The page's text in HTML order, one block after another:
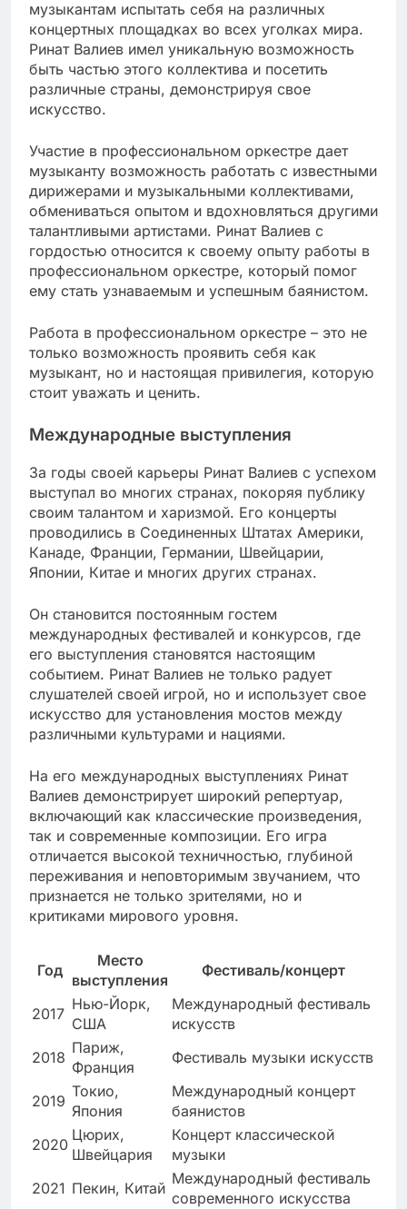
музыкантам испытать себя на различных
концертных площадках во всех уголках мира.
Ринат Валиев имел уникальную возможность
быть частью этого коллектива и посетить
различные страны, демонстрируя свое
искусство.
Участие в профессиональном оркестре дает
музыканту возможность работать с известными
дирижерами и музыкальными коллективами,
обмениваться опытом и вдохновляться другими
талантливыми артистами. Ринат Валиев с
гордостью относится к своему опыту работы в
профессиональном оркестре, который помог
ему стать узнаваемым и успешным баянистом.
Работа в профессиональном оркестре – это не
только возможность проявить себя как
музыкант, но и настоящая привилегия, которую
стоит уважать и ценить.
Международные выступления
За годы своей карьеры Ринат Валиев с успехом
выступал во многих странах, покоряя публику
своим талантом и харизмой. Его концерты
проводились в Соединенных Штатах Америки,
Канаде, Франции, Германии, Швейцарии,
Японии, Китае и многих других странах.
Он становится постоянным гостем
международных фестивалей и конкурсов, где
его выступления становятся настоящим
событием. Ринат Валиев не только радует
слушателей своей игрой, но и использует свое
искусство для установления мостов между
различными культурами и нациями.
На его международных выступлениях Ринат
Валиев демонстрирует широкий репертуар,
включающий как классические произведения,
так и современные композиции. Его игра
отличается высокой техничностью, глубиной
переживания и неповторимым звучанием, что
признается не только зрителями, но и
критиками мирового уровня.
Год
Место
выступления
Фестиваль/концерт
2017
Нью-Йорк,
США
Международный фестиваль
искусств
2018
Париж,
Франция
Фестиваль музыки искусств
2019
Токио,
Япония
Международный концерт
баянистов
2020
Цюрих,
Швейцария
Концерт классической
музыки
2021 Пекин, Китай
Международный фестиваль
современного искусства